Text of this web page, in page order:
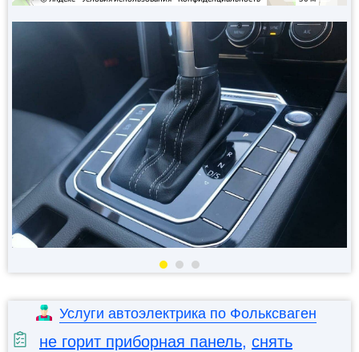
Услуги автоэлектрика по Фольксваген
не горит приборная панель, снять